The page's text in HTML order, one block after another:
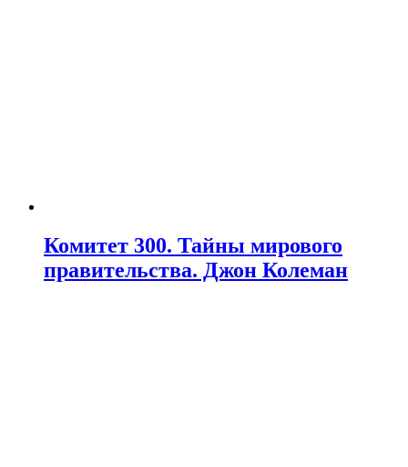
Комитет 300. Тайны мирового
правительства. Джон Колеман